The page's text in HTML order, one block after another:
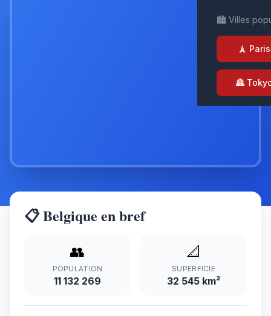
🏙️ Villes
🗼 Paris
🏯
📋 Belgique en bref
👥
POPULATION
11 132 269
📐
SUPERFICIE
32 545 km²